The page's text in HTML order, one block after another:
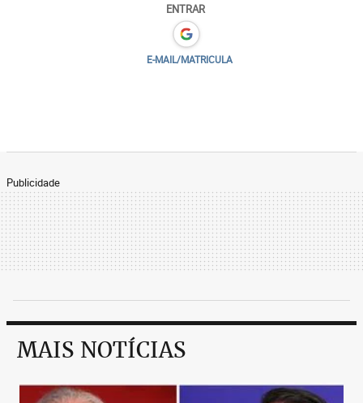
ENTRAR
E-MAIL/MATRICULA
Publicidade
MAIS NOTÍCIAS